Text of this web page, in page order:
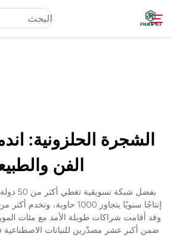
أخبار
تنزيل
الشجرة الحلزونية:
الفن
بفضل
وقد أقامت شراكات طويلة الأمد مع مئات
ضمن أكبر عشر مصدّرين للنباتات